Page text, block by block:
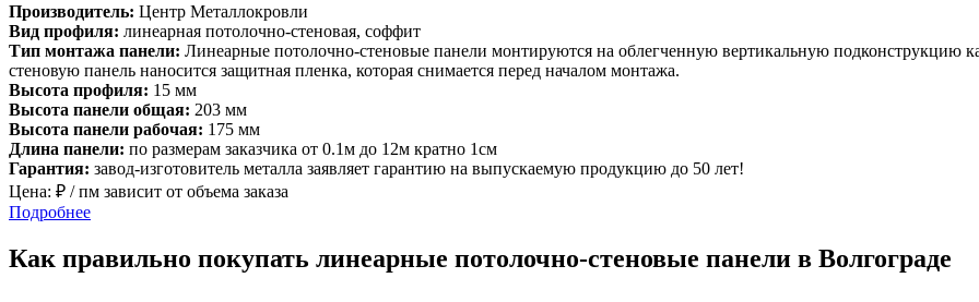
Производитель: Центр Металлокровли
Вид профиля: линеарная потолочно-стеновая, соффит
Тип монтажа панели: Линеарные потолочно-стеновые панели монтируются на облегченную вертикальную подконструкцию
стеновую панель наносится защитная пленка, которая снимается перед началом монтажа.
Высота профиля: 15 мм
Высота панели общая: 203 мм
Высота панели рабочая: 175 мм
Длина панели: по размерам заказчика от 0.1м до 12м кратно 1см
Гарантия: завод-изготовитель металла заявляет гарантию на выпускаемую продукцию до 50 лет!
Цена: ₽ / пм зависит от объема заказа
Подробнее
Как правильно покупать линеарные потолочно-стеновые панели в Волгограде